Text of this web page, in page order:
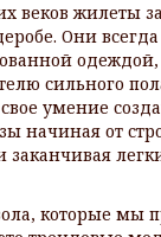
веков жилеты
Они
одеждой,
сильного
умение
начиная от
заканчивая
которые мы